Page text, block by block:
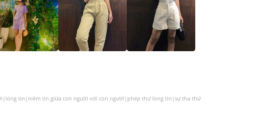
tin|niềm tin giữa con người với con người|phép thử lòng tin|sự tha thứ